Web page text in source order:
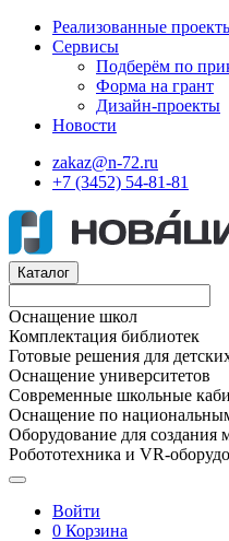
Реализованные
Сервисы
Подберём по
Форма на грант
Дизайн-проекты
Новости
zakaz@n-72.ru
+7 (3452) 54-81-81
Каталог
Оснащение школ
Комплектация библиотек
Готовые решения для
Оснащение университетов
Современные школьные
Оснащение по
Оборудование для создания
Робототехника и VR-
Войти
0 Корзина